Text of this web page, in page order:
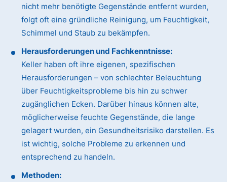
nicht mehr benötigte Gegenstände entfernt wurden,
folgt oft eine gründliche Reinigung, um Feuchtigkeit,
Schimmel und Staub zu bekämpfen.
Herausforderungen und Fachkenntnisse:
Keller haben oft ihre eigenen, spezifischen
Herausforderungen – von schlechter Beleuchtung
über Feuchtigkeitsprobleme bis hin zu schwer
zugänglichen Ecken. Darüber hinaus können alte,
möglicherweise feuchte Gegenstände, die lange
gelagert wurden, ein Gesundheitsrisiko darstellen. Es
ist wichtig, solche Probleme zu erkennen und
entsprechend zu handeln.
Methoden: